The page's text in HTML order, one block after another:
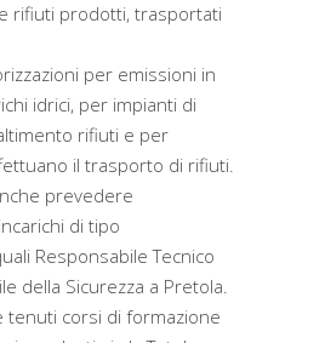
rifiuti prodotti, trasportati
per emissioni in
idrici, per impianti di
rifiuti e per
il trasporto di rifiuti.
prevedere
di tipo
Responsabile Tecnico
della Sicurezza a Pretola.
tenuti corsi di formazione